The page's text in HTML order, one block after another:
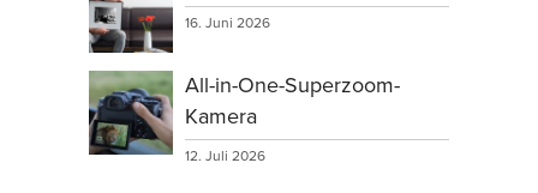
16. Juni 2026
All-in-One-Superzoom-
Kamera
12. Juli 2026